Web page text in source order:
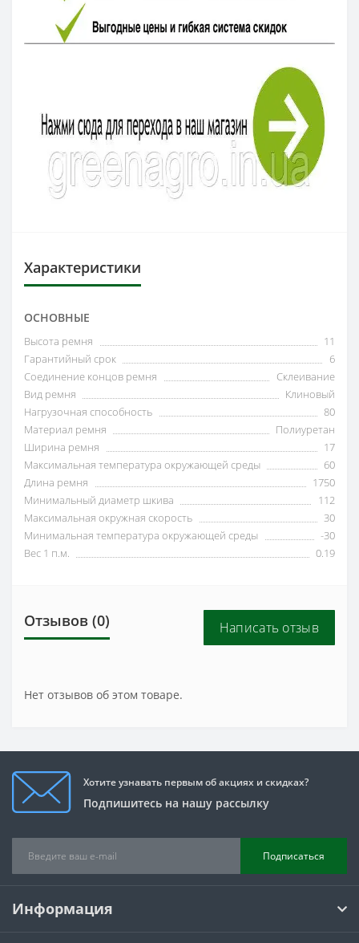
Характеристики
ОСНОВНЫЕ
Высота ремня
11
Гарантийный срок
6
Соединение концов ремня
Склеивание
Вид ремня
Клиновый
Нагрузочная способность
80
Материал ремня
Полиуретан
Ширина ремня
17
Максимальная температура окружающей среды
60
Длина ремня
1750
Минимальный диаметр шкива
112
Максимальная окружная скорость
30
Минимальная температура окружающей среды
-30
Вес 1 п.м.
0.19
Отзывов (0) Написать отзыв
Нет отзывов об этом товаре.
Хотите узнавать первым об акциях и скидках?
Подпишитесь на нашу рассылку
Подписаться
Информация